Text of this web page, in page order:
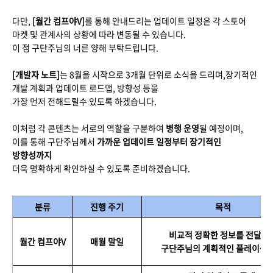
다만, [월간 컴프야V]를 통해 안내드리는 업데이트 일정은 각 스토어
마켓 및 관계사의 상황에 따라 변동될 수 있습니다.
이 점 구단주님의 너른 양해 부탁드립니다.
[개발자 노트]는 8월을 시작으로 3개월 단위로 소식을 드리며,장기적인
개발 계획과 업데이트 로드맵, 방향성 등을
가장 먼저 전해드릴수 있도록 하겠습니다.
이처럼 각 콘텐츠는 서로의 역할을 구분하여 병행 운영될 예정이며,
이를 통해 구단주님께서 가까운 업데이트 일정부터 장기적인
방향성까지
더욱 명확하게 확인하실 수 있도록 준비하겠습니다.
분류 진행 주기 목적
월간 컴프야V 매월 말일
비교적 정확한 정보를 전달하
구단주님의 계획적인 플레이를